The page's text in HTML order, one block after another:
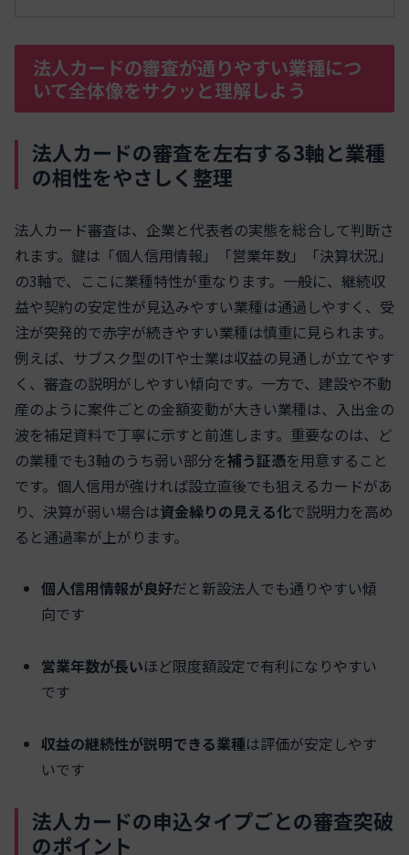
法人カードの審査が通りやすい業種につ
いて全体像をサクッと理解しよう
法人カードの審査を左右する3軸と業種
の相性をやさしく整理
法人カード審査は、企業と代表者の実態を総合して判断さ
れます。鍵は「個人信用情報」「営業年数」「決算状況」
の3軸で、ここに業種特性が重なります。一般に、継続収
益や契約の安定性が見込みやすい業種は通過しやすく、受
注が突発的で赤字が続きやすい業種は慎重に見られます。
例えば、サブスク型のITや士業は収益の見通しが立てやす
く、審査の説明がしやすい傾向です。一方で、建設や不動
産のように案件ごとの金額変動が大きい業種は、入出金の
波を補足資料で丁寧に示すと前進します。重要なのは、ど
の業種でも3軸のうち弱い部分を補う証憑を用意すること
です。個人信用が強ければ設立直後でも狙えるカードがあ
り、決算が弱い場合は資金繰りの見える化で説明力を高め
ると通過率が上がります。
個人信用情報が良好だと新設法人でも通りやすい傾
向です
営業年数が長いほど限度額設定で有利になりやすい
です
収益の継続性が説明できる業種は評価が安定しやす
いです
法人カードの申込タイプごとの審査突破
のポイント